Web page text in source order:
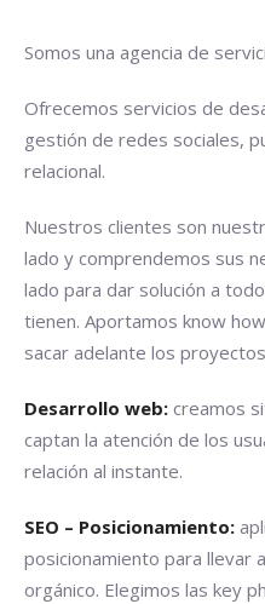
Somos una agencia de
Ofrecemos servicios de
gestión de redes sociales,
relacional.
Nuestros clientes son
lado y comprendemos sus
lado para dar solución a
tienen. Aportamos know
sacar adelante los
Desarrollo web: creamos
captan la atención de los
relación al instante.
SEO – Posicionamiento:
posicionamiento para llevar
orgánico. Elegimos las key